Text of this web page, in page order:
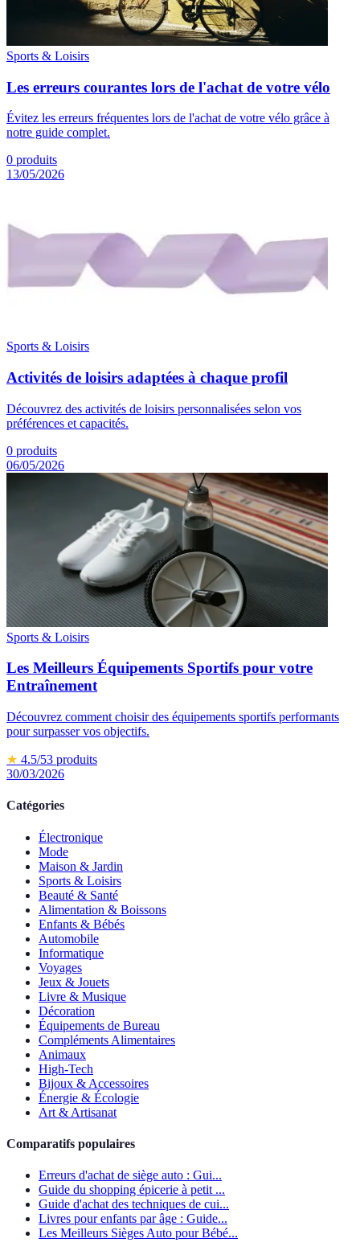
Sports & Loisirs
Les erreurs courantes lors de l'achat de votre vélo
Évitez les erreurs fréquentes lors de l'achat de votre vélo grâce à
notre guide complet.
0 produits
13/05/2026
Sports & Loisirs
Activités de loisirs adaptées à chaque profil
Découvrez des activités de loisirs personnalisées selon vos
préférences et capacités.
0 produits
06/05/2026
Sports & Loisirs
Les Meilleurs Équipements Sportifs pour votre
Entraînement
Découvrez comment choisir des équipements sportifs performants
pour surpasser vos objectifs.
★ 4.5/53 produits
30/03/2026
Catégories
Électronique
Mode
Maison & Jardin
Sports & Loisirs
Beauté & Santé
Alimentation & Boissons
Enfants & Bébés
Automobile
Informatique
Voyages
Jeux & Jouets
Livre & Musique
Décoration
Équipements de Bureau
Compléments Alimentaires
Animaux
High-Tech
Bijoux & Accessoires
Énergie & Écologie
Art & Artisanat
Comparatifs populaires
Erreurs d'achat de siège auto : Gui...
Guide du shopping épicerie à petit ...
Guide d'achat des techniques de cui...
Livres pour enfants par âge : Guide...
Les Meilleurs Sièges Auto pour Bébé...